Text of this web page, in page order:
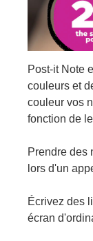
Post-it Note
couleurs et
couleur vos
fonction de
Prendre des
lors d'un
Écrivez des
écran